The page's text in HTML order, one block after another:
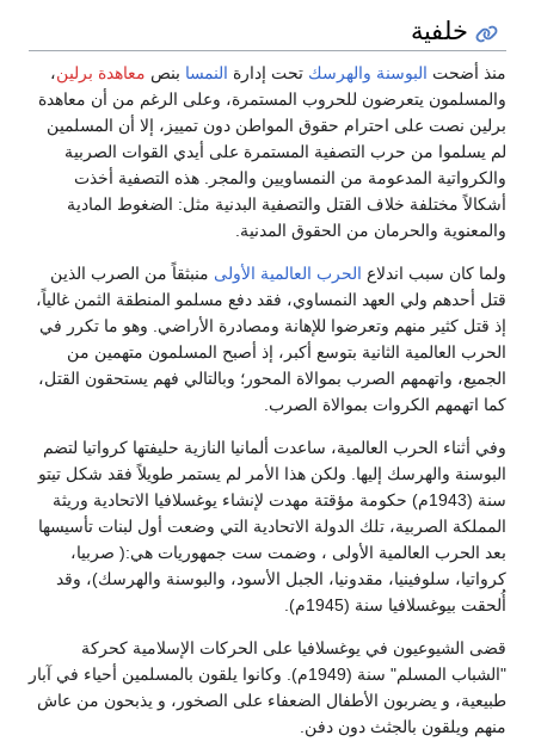
خلفية
منذ أضحت البوسنة والهرسك تحت إدارة النمسا بنص معاهدة برلين،
والمسلمون يتعرضون للحروب المستمرة، وعلى الرغم من أن معاهدة
برلين نصت على احترام حقوق المواطن دون تمييز، إلا أن المسلمين
لم يسلموا من حرب التصفية المستمرة على أيدي القوات الصربية
والكرواتية المدعومة من النمساويين والمجر. هذه التصفية أخذت
أشكالاً مختلفة خلاف القتل والتصفية البدنية مثل: الضغوط المادية
والمعنوية والحرمان من الحقوق المدنية.
ولما كان سبب اندلاع الحرب العالمية الأولى منبثقاً من الصرب الذين
قتل أحدهم ولي العهد النمساوي، فقد دفع مسلمو المنطقة الثمن غالياً،
إذ قتل كثير منهم وتعرضوا للإهانة ومصادرة الأراضي. وهو ما تكرر في
الحرب العالمية الثانية بتوسع أكبر، إذ أصبح المسلمون متهمين من
الجميع، واتهمهم الصرب بموالاة المحور؛ وبالتالي فهم يستحقون القتل،
كما اتهمهم الكروات بموالاة الصرب.
وفي أثناء الحرب العالمية، ساعدت ألمانيا النازية حليفتها كرواتيا لتضم
البوسنة والهرسك إليها. ولكن هذا الأمر لم يستمر طويلاً فقد شكل تيتو
سنة (1943م) حكومة مؤقتة مهدت لإنشاء يوغسلافيا الاتحادية وريثة
المملكة الصربية، تلك الدولة الاتحادية التي وضعت أول لبنات تأسيسها
بعد الحرب العالمية الأولى ، وضمت ست جمهوريات هي:( صربيا،
كرواتيا، سلوفينيا، مقدونيا، الجبل الأسود، والبوسنة والهرسك)، وقد
أُلحقت بيوغسلافيا سنة (1945م).
قضى الشيوعيون في يوغسلافيا على الحركات الإسلامية كحركة
"الشباب المسلم" سنة (1949م). وكانوا يلقون بالمسلمين أحياء في آبار
طبيعية، و يضربون الأطفال الضعفاء على الصخور، و يذبحون من عاش
منهم ويلقون بالجثث دون دفن.